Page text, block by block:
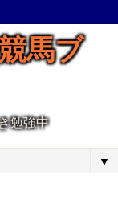
馬ブ
勉強中
▼